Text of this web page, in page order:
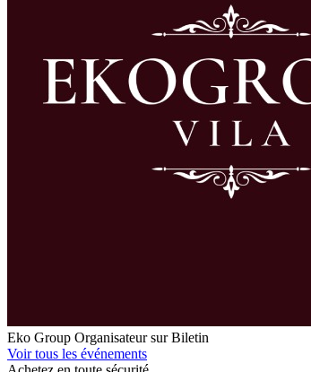
Eko Group Organisateur sur Biletin
Voir tous les événements